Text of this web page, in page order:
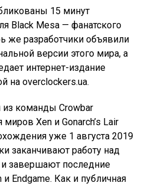
15 минут
Black Mesa — фанатского
же разработчики объявили
версии этого мира, а
интернет-издание
на overclockers.ua.
из команды Crowbar
Xen и Gonarch’s Lair
уже 1 августа 2019
заканчивают работу над
завершают последние
Endgame. Как и публичная